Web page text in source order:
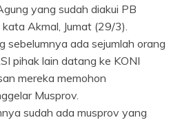
yang sudah diakui PB
Akmal, Jumat (29/3).
sebelumnya ada sejumlah orang
pihak lain datang ke KONI
mereka memohon
Musprov.
sudah ada musprov yang